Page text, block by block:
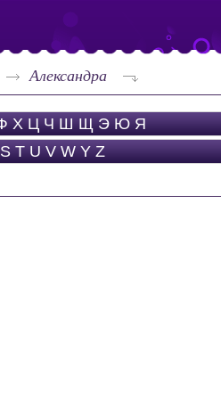
Александра
Х Ц Ч Ш Щ Э Ю Я
S T U V W Y Z